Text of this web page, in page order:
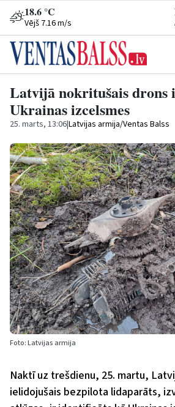
18.6 °C
Vējš 7.16 m/s
Latvijā nokritušais drons
Ukrainas izcelsmes
25. marts, 13:06|Latvijas armija/Ventas Balss
Foto: Latvijas armija
Naktī uz trešdienu, 25. martu,
ielidojušais bezpilota lidaparāts,